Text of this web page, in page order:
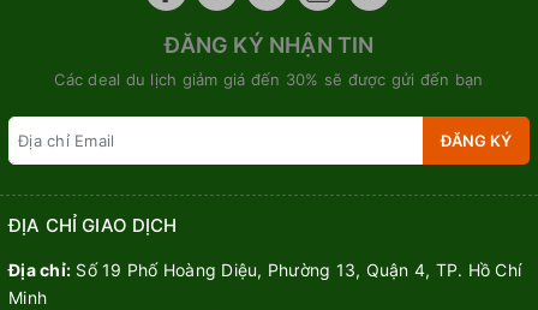
ĐĂNG KÝ NHẬN TIN
Các deal du lịch giảm giá đến 30% sẽ được gửi đến bạn
ĐĂNG KÝ
ĐỊA CHỈ GIAO DỊCH
Địa chỉ: Số 19 Phố Hoàng Diệu, Phường 13, Quận 4, TP. Hồ Chí
Minh